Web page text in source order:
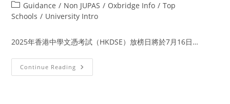
Guidance / Non JUPAS / Oxbridge Info / Top
Schools / University Intro
2025年香港中學文憑考試（HKDSE）放榜日將於7月16日…
Continue Reading